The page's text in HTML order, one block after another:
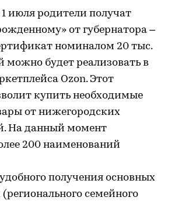
июля родители получат
от губернатора –
номиналом 20 тыс.
можно будет реализовать в
Ozon. Этот
купить необходимые
от нижегородских
На данный момент
200 наименований
получения основных
семейного